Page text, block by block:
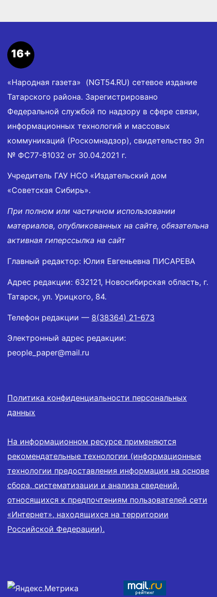
16+
«Народная газета» (NGT54.RU) сетевое издание
Татарского района. Зарегистрировано
Федеральной службой по надзору в сфере связи,
информационных технологий и массовых
коммуникаций (Роскомнадзор), свидетельство Эл
№ ФС77-81032 от 30.04.2021 г.
Учредитель ГАУ НСО «Издательский дом
«Советская Сибирь».
При полном или частичном использовании
материалов, опубликованных на сайте, обязательна
активная гиперссылка на сайт
Главный редактор: Юлия Евгеньевна ПИСАРЕВА
Адрес редакции: 632121, Новосибирская область, г.
Татарск, ул. Урицкого, 84.
Телефон редакции — 8(38364) 21-673
Электронный адрес редакции:
people_paper@mail.ru
Политика конфиденциальности персональных
данных
На информационном ресурсе применяются
рекомендательные технологии (информационные
технологии предоставления информации на основе
сбора, систематизации и анализа сведений,
относящихся к предпочтениям пользователей сети
«Интернет», находящихся на территории
Российской Федерации).